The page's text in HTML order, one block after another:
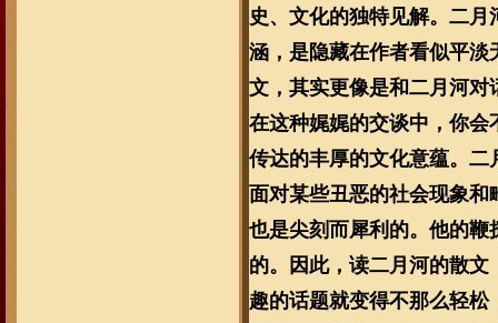
史、文化的独特见解。二
涵，是隐藏在作者看似平
文，其实更像是和二月河
在这种娓娓的交谈中，你
传达的丰厚的文化意蕴。
面对某些丑恶的社会现象
也是尖刻而犀利的。他的
的。因此，读二月河的散
趣的话题就变得不那么轻